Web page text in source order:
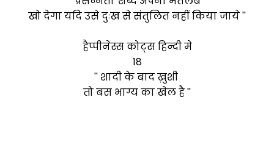
खो देगा यदि उसे दुःख से संतुलित नहीं किया जाये ''
हैप्पीनेस्स कोट्स हिन्दी मे
18
'' शादी के बाद ख़ुशी
तो बस भाग्य का खेल है ''